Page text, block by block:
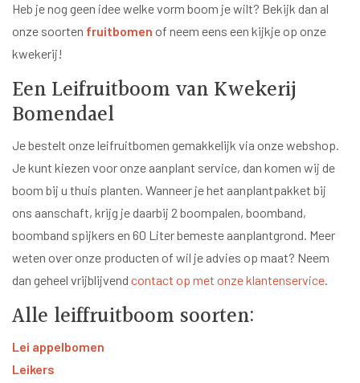
Heb je nog geen idee welke vorm boom je wilt? Bekijk dan al
onze soorten fruitbomen of neem eens een kijkje op onze
kwekerij!
Een Leifruitboom van Kwekerij
Bomendael
Je bestelt onze leifruitbomen gemakkelijk via onze webshop.
Je kunt kiezen voor onze aanplant service, dan komen wij de
boom bij u thuis planten. Wanneer je het aanplantpakket bij
ons aanschaft, krijg je daarbij 2 boompalen, boomband,
boomband spijkers en 60 Liter bemeste aanplantgrond. Meer
weten over onze producten of wil je advies op maat? Neem
dan geheel vrijblijvend contact op met onze klantenservice.
Alle leiffruitboom soorten:
Lei appelbomen
Leikers